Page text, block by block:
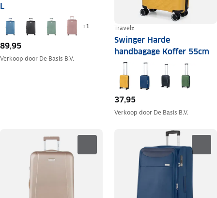
L
+1
89,95
Verkoop door De Basis B.V.
Travelz
Swinger Harde
handbagage Koffer 55cm
37,95
Verkoop door De Basis B.V.